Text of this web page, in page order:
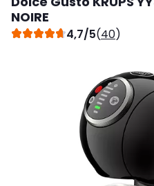
NOIRE
4,7/5(40)